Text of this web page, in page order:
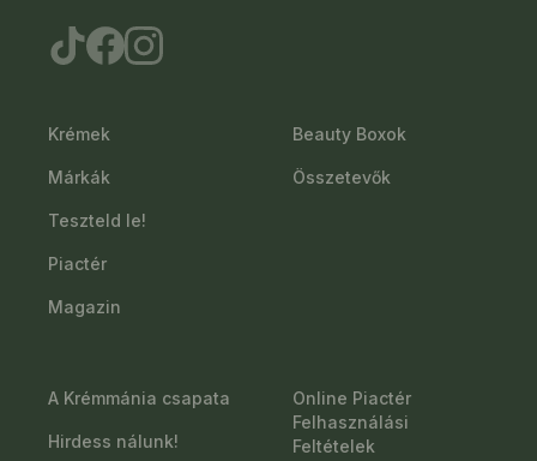
Krémek
Márkák
Teszteld le!
Piactér
Magazin
Beauty Boxok
Összetevők
A Krémmánia csapata
Hirdess nálunk!
Online Piactér
Felhasználási
Feltételek